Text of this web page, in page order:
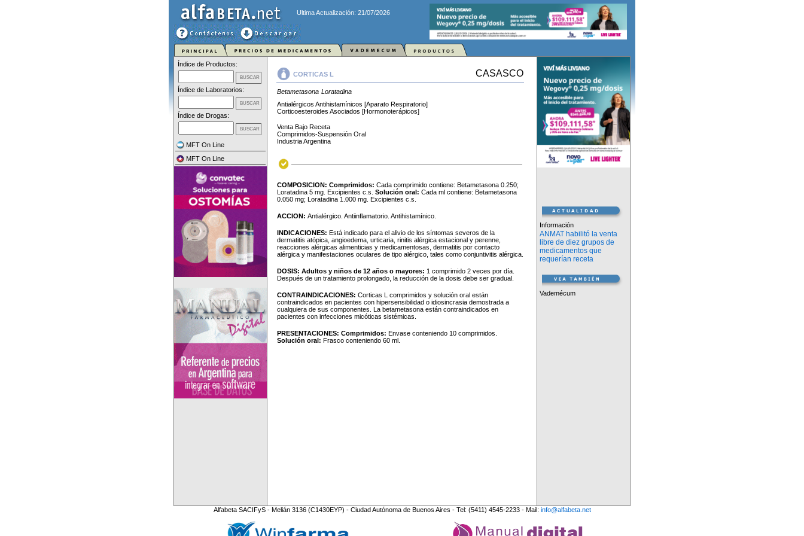
Ultima Actualización: 21/07/2026
Índice de Productos:
Índice de Laboratorios:
Índice de Drogas:
MFT On Line
MFT On Line
CORTICAS L CASASCO
Betametasona Loratadina
Antialérgicos Antihistamínicos [Aparato Respiratorio]
Corticoesteroides Asociados [Hormonoterápicos]
Venta Bajo Receta
Comprimidos-Suspensión Oral
Industria Argentina
COMPOSICION: Comprimidos: Cada comprimido contiene: Betametasona 0.250;
Loratadina 5 mg. Excipientes c.s. Solución oral: Cada ml contiene: Betametasona
0.050 mg; Loratadina 1.000 mg. Excipientes c.s.
ACCION: Antialérgico. Antiinflamatorio. Antihistamínico.
INDICACIONES: Está indicado para el alivio de los síntomas severos de la
dermatitis atópica, angioedema, urticaria, rinitis alérgica estacional y perenne,
reacciones alérgicas alimenticias y medicamentosas, dermatitis por contacto
alérgica y manifestaciones oculares de tipo alérgico, tales como conjuntivitis alérgica.
DOSIS: Adultos y niños de 12 años o mayores: 1 comprimido 2 veces por día.
Después de un tratamiento prolongado, la reducción de la dosis debe ser gradual.
CONTRAINDICACIONES: Corticas L comprimidos y solución oral están
contraindicados en pacientes con hipersensibilidad o idiosincrasia demostrada a
cualquiera de sus componentes. La betametasona están contraindicados en
pacientes con infecciones micóticas sistémicas.
PRESENTACIONES: Comprimidos: Envase conteniendo 10 comprimidos.
Solución oral: Frasco conteniendo 60 ml.
Información
ANMAT habilitó la venta
libre de diez grupos de
medicamentos que
requerían receta
Vademécum
Alfabeta SACIFyS - Melián 3136 (C1430EYP) - Ciudad Autónoma de Buenos Aires - Tel: (5411) 4545-2233 - Mail: info@alfabeta.net